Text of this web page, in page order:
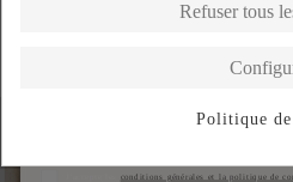
conditions générales et la politique de
Refuser tous
Politique